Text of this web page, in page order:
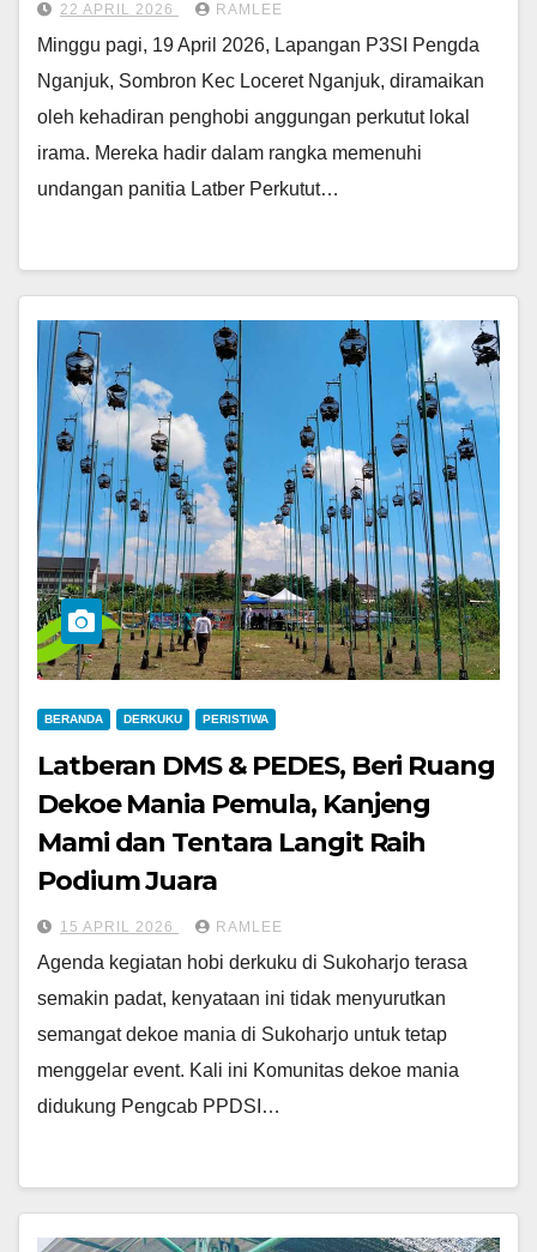
22 APRIL 2026 RAMLEE
Minggu pagi, 19 April 2026, Lapangan P3SI Pengda
Nganjuk, Sombron Kec Loceret Nganjuk, diramaikan
oleh kehadiran penghobi anggungan perkutut lokal
irama. Mereka hadir dalam rangka memenuhi
undangan panitia Latber Perkutut…
BERANDA DERKUKU PERISTIWA
Latberan DMS & PEDES, Beri Ruang
Dekoe Mania Pemula, Kanjeng
Mami dan Tentara Langit Raih
Podium Juara
15 APRIL 2026 RAMLEE
Agenda kegiatan hobi derkuku di Sukoharjo terasa
semakin padat, kenyataan ini tidak menyurutkan
semangat dekoe mania di Sukoharjo untuk tetap
menggelar event. Kali ini Komunitas dekoe mania
didukung Pengcab PPDSI…